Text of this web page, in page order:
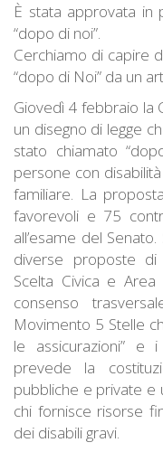
È stata approvata in
“dopo di noi”.
Cerchiamo di capire
“dopo di Noi” da un
Giovedì 4 febbraio la
un disegno di legge
stato chiamato
persone con
familiare. La
favorevoli e 75
all’esame del
diverse proposte
Scelta Civica e
consenso
Movimento 5 Stelle
le assicurazioni” e
prevede la
pubbliche e private e
chi fornisce risorse
dei disabili gravi.